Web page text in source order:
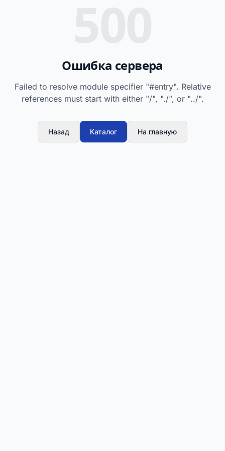
Ошибка сервера
Failed to resolve module specifier "#entry". Relative
references must start with either "/", "./", or "../".
Назад Каталог На главную